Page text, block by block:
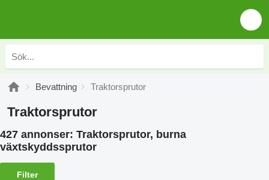
Bevattning Traktorsprutor
Traktorsprutor
427 annonser: Traktorsprutor, burna
växtskyddssprutor
Filter